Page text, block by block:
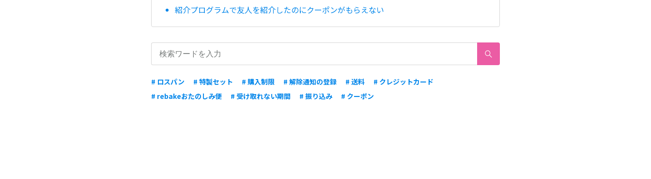
紹介プログラムで友人を紹介したのにクーポンがもらえない
# ロスパン # 特製セット # 購入制限 # 解除通知の登録 # 送料
# クレジットカード
# rebakeおたのしみ便
# 受け取れない期間 # 振り込み # クーポン